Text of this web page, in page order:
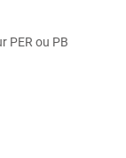
PER ou PB